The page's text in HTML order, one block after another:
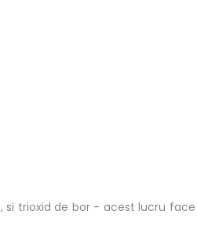
trioxid de bor - acest lucru